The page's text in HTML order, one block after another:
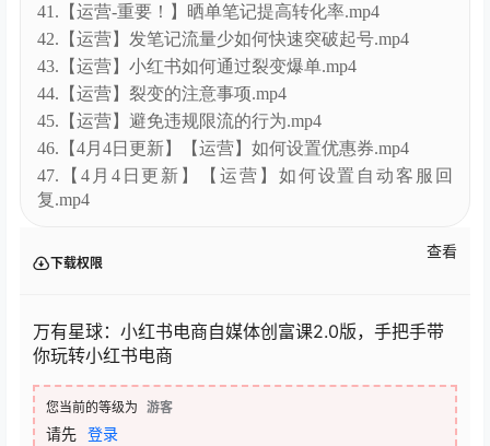
41.【运营-重要！】晒单笔记提高转化率.mp4
42.【运营】发笔记流量少如何快速突破起号.mp4
43.【运营】小红书如何通过裂变爆单.mp4
44.【运营】裂变的注意事项.mp4
45.【运营】避免违规限流的行为.mp4
46.【4月4日更新】【运营】如何设置优惠券.mp4
47.【4月4日更新】【运营】如何设置自动客服回
复.mp4
下载权限
查看
万有星球：小红书电商自媒体创富课2.0版，手把手带
你玩转小红书电商
您当前的等级为 游客
请先 登录